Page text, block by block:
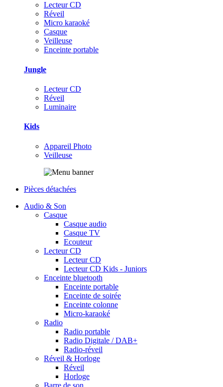
Lecteur CD
Réveil
Micro karaoké
Casque
Veilleuse
Enceinte portable
Jungle
Lecteur CD
Réveil
Luminaire
Kids
Appareil Photo
Veilleuse
Pièces détachées
Audio & Son
Casque
Casque audio
Casque TV
Ecouteur
Lecteur CD
Lecteur CD
Lecteur CD Kids - Juniors
Enceinte bluetooth
Enceinte portable
Enceinte de soirée
Enceinte colonne
Micro-karaoké
Radio
Radio portable
Radio Digitale / DAB+
Radio-réveil
Réveil & Horloge
Réveil
Horloge
Barre de son